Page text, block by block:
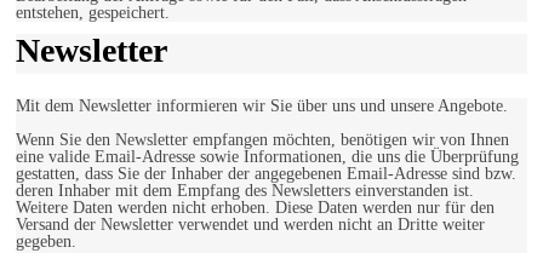
entstehen, gespeichert.
Newsletter
Mit dem Newsletter informieren wir Sie über uns und unsere Angebote.
Wenn Sie den Newsletter empfangen möchten, benötigen wir von Ihnen
eine valide Email-Adresse sowie Informationen, die uns die Überprüfung
gestatten, dass Sie der Inhaber der angegebenen Email-Adresse sind bzw.
deren Inhaber mit dem Empfang des Newsletters einverstanden ist.
Weitere Daten werden nicht erhoben. Diese Daten werden nur für den
Versand der Newsletter verwendet und werden nicht an Dritte weiter
gegeben.